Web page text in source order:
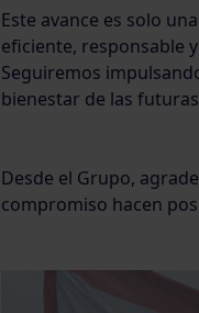
Este avance es solo
eficiente, responsable
Seguiremos
bienestar de las
Desde el Grupo,
compromiso hacen